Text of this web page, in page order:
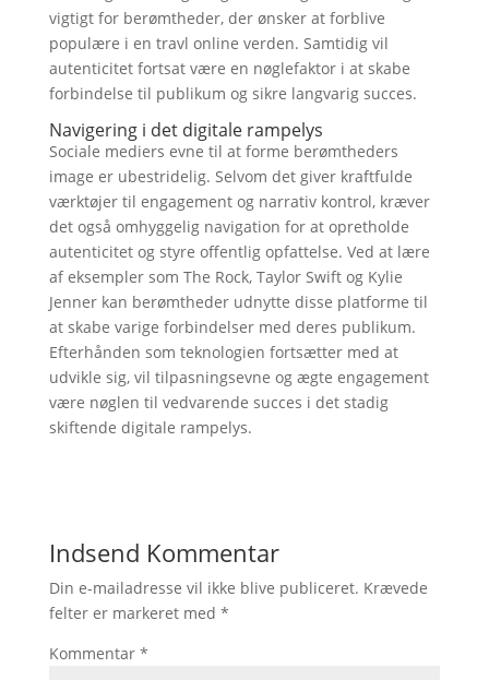
vigtigt for berømtheder, der ønsker at forblive
populære i en travl online verden. Samtidig vil
autenticitet fortsat være en nøglefaktor i at skabe
forbindelse til publikum og sikre langvarig succes.
Navigering i det digitale rampelys
Sociale mediers evne til at forme berømtheders
image er ubestridelig. Selvom det giver kraftfulde
værktøjer til engagement og narrativ kontrol, kræver
det også omhyggelig navigation for at opretholde
autenticitet og styre offentlig opfattelse. Ved at lære
af eksempler som The Rock, Taylor Swift og Kylie
Jenner kan berømtheder udnytte disse platforme til
at skabe varige forbindelser med deres publikum.
Efterhånden som teknologien fortsætter med at
udvikle sig, vil tilpasningsevne og ægte engagement
være nøglen til vedvarende succes i det stadig
skiftende digitale rampelys.
Indsend Kommentar
Din e-mailadresse vil ikke blive publiceret. Krævede
felter er markeret med *
Kommentar *